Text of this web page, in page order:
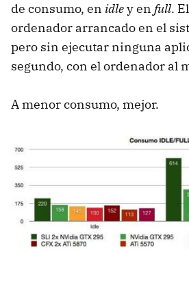
de consumo, en idley en full.
ordenador arrancado en el
pero sin ejecutar ninguna
segundo, con el ordenador al
A menor consumo, mejor.